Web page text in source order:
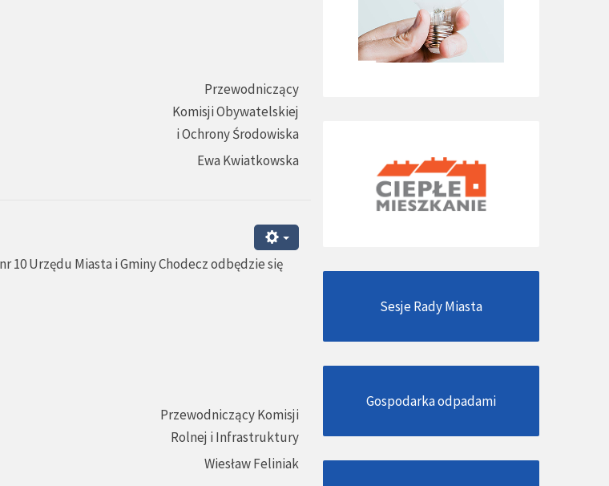
Przewodniczący
Komisji Obywatelskiej
i Ochrony Środowiska
Ewa Kwiatkowska
10 Urzędu Miasta i Gminy Chodecz odbędzie się
Przewodniczący Komisji
Rolnej i Infrastruktury
Wiesław Feliniak
Sesje Rady Miasta
Gospodarka odpadami